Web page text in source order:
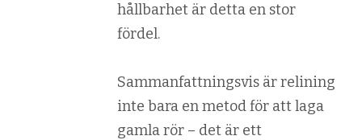
hållbarhet är detta en stor
fördel.
Sammanfattningsvis är relining
inte bara en metod för att laga
gamla rör – det är ett